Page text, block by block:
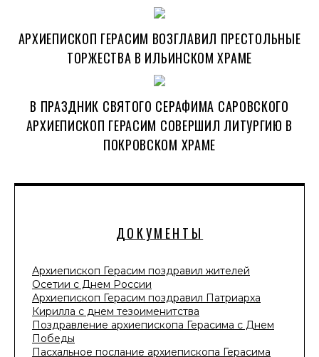
ДОКУМЕНТЫ
Архиепископ Герасим поздравил жителей
Осетии с Днем России
Архиепископ Герасим поздравил Патриарха
Кирилла с днем тезоименитства
Поздравление архиепископа Герасима с Днем
Победы
Пасхальное послание архиепископа Герасима
АРХИЕПИСКОП ГЕРАСИМ ВОЗГЛАВИЛ ПРЕСТОЛЬНЫЕ
ТОРЖЕСТВА В ИЛЬИНСКОМ ХРАМЕ
В ПРАЗДНИК СВЯТОГО СЕРАФИМА САРОВСКОГО
АРХИЕПИСКОП ГЕРАСИМ СОВЕРШИЛ ЛИТУРГИЮ В
ПОКРОВСКОМ ХРАМЕ